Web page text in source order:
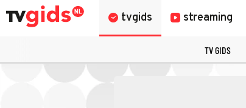
tvgids streaming
TV GIDS